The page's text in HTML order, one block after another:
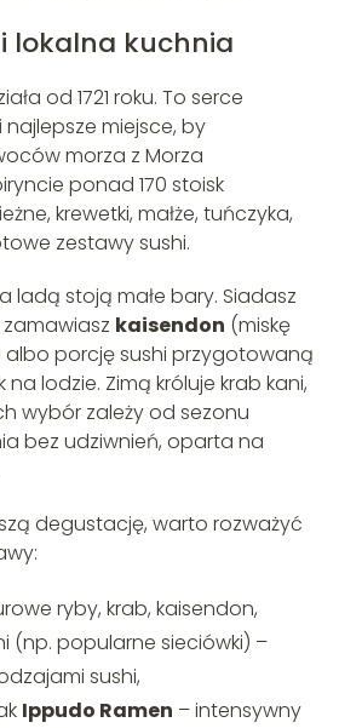
lokalna kuchnia
od 1721 roku. To serce
miejsce, by
morza z Morza
ponad 170 stoisk
krewetki, małże, tuńczyka,
zestawy sushi.
ladą stoją małe bary. Siadasz
kaisendon (miskę
albo porcję sushi przygotowaną
lodzie. Zimą króluje krab kani,
wybór zależy od sezonu
bez udziwnień, oparta na
degustację, warto rozważyć
ryby, krab, kaisendon,
(np. popularne sieciówki) –
sushi,
Ippudo Ramen – intensywny